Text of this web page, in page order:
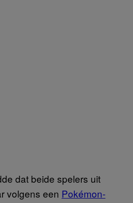
dat beide spelers uit
volgens een Pokémon-